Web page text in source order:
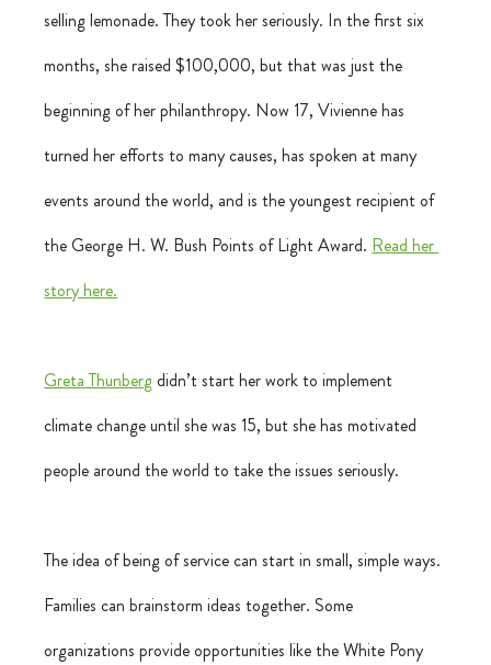
selling lemonade. They took her seriously. In the first six
months, she raised $100,000, but that was just the
beginning of her philanthropy. Now 17, Vivienne has
turned her efforts to many causes, has spoken at many
events around the world, and is the youngest recipient of
the George H. W. Bush Points of Light Award. Read her
story here.
Greta Thunberg didn’t start her work to implement
climate change until she was 15, but she has motivated
people around the world to take the issues seriously.
The idea of being of service can start in small, simple ways.
Families can brainstorm ideas together. Some
organizations provide opportunities like the White Pony